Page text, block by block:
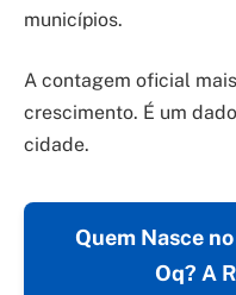
municípios.
A contagem oficial
crescimento. É um
cidade.
Quem Nasce
Oq? A